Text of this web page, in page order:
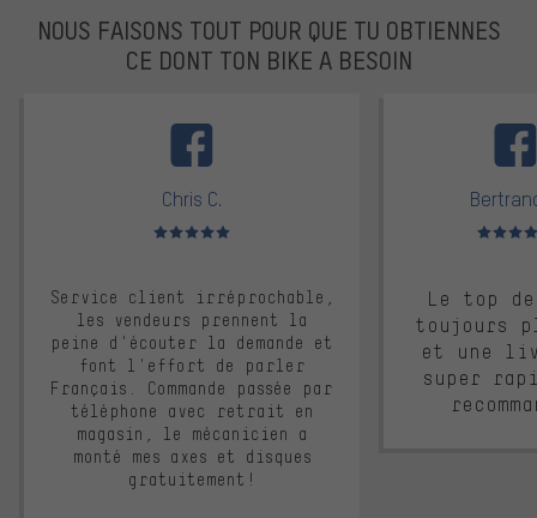
NOUS FAISONS TOUT POUR QUE TU OBTIENNES
CE DONT TON BIKE A BESOIN
Chris C.
Note moyenne : 5 sur 5
Service client irréprochable,
les vendeurs prennent la
peine d'écouter la demande et
font l'effort de parler
Français. Commande passée par
téléphone avec retrait en
magasin, le mécanicien a
monté mes axes et disques
gratuitement!
Note
Le top
toujours
et une
super